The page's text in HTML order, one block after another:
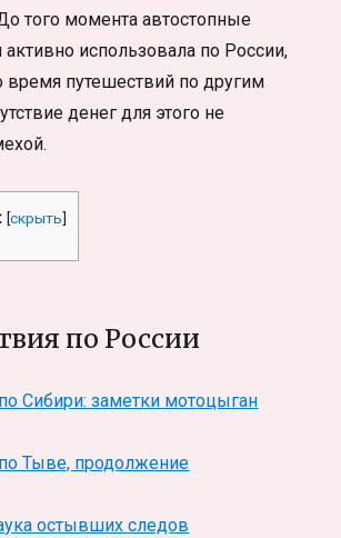
того момента автостопные
активно использовала по России,
время путешествий по другим
денег для этого не
[скрыть]
по России
Сибири: заметки мотоцыган
Тыве, продолжение
остывших следов